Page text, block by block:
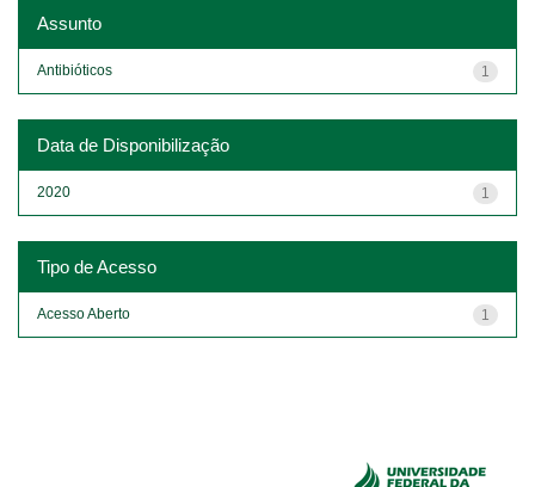
Assunto
1
Antibióticos
Data de Disponibilização
1
2020
Tipo de Acesso
1
Acesso Aberto